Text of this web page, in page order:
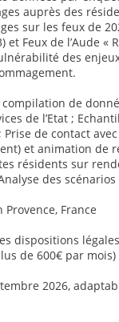
auprès des
sur les feux de
et Feux de l’Aude «
des
de
de l’Etat ;
de contact
et animation de
résidents sur
des
France
dispositions
de 600€ par mois)
2026,